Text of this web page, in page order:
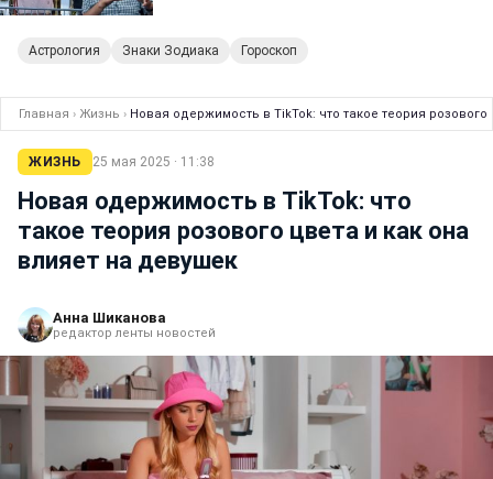
Астрология Знаки Зодиака Гороскоп
Главная › Жизнь › Новая одержимость в TikTok: что такое теория
ЖИЗНЬ 25 мая 2025 · 11:38
Новая одержимость в TikTok: что
такое теория розового цвета и как она
влияет на девушек
Анна Шиканова
редактор ленты новостей